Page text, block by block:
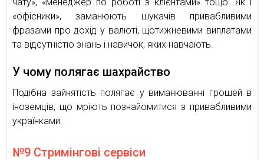
«офісники», заманюють шукачів привабливими
фразами про дохід у валюті, щотижневими виплатами
та відсутністю знань і навичок, яких навчають.
У чому полягає шахрайство
Подібна зайнятість полягає у виманюванні грошей в
іноземців, що мріють познайомитися з привабливими
українками.
№9 Стримінгові сервіси